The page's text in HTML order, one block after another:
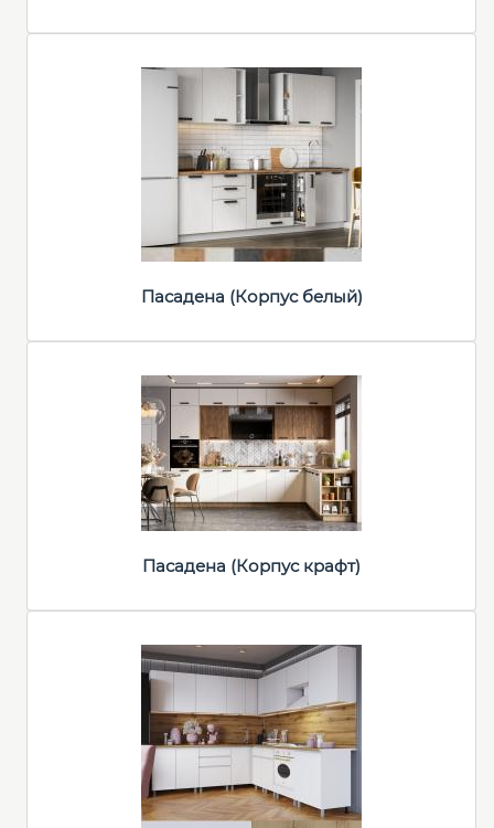
Пасадена (Корпус белый)
Пасадена (Корпус крафт)